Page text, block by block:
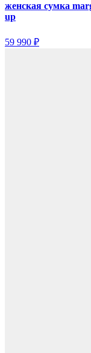
женская сумка
up
59 990 ₽